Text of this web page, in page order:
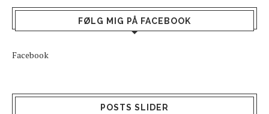
FØLG MIG PÅ FACEBOOK
Facebook
POSTS SLIDER